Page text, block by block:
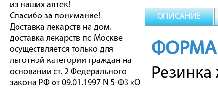
из наших аптек!
Спасибо за понимание!
Доставка лекарств на дом,
доставка лекарств по Москве
осуществляется только для
льготной категории граждан на
основании ст. 2 Федерального
закона РФ от 09.01.1997 N 5-ФЗ «О
ОПИСАНИЕ
ФОРМА
Резинка